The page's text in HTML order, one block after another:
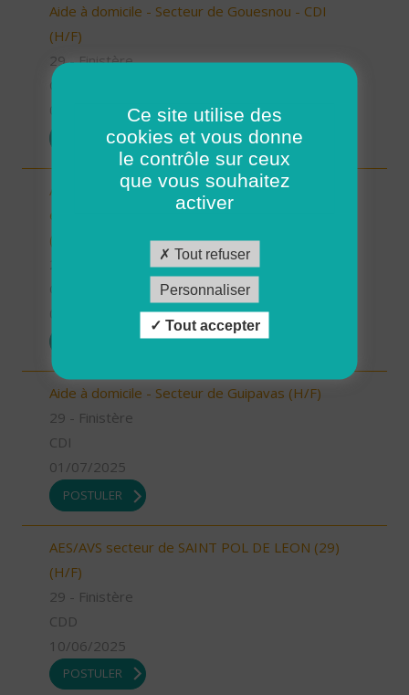
Aide à domicile - Secteur de Gouesnou - CDI
(H/F)
29 - Finistère
POSTULER
Auxiliaire de Vie Sociale/Accompagnant Educatif
et Social à domicile - Secteur de Guipavas - CDI
(H/F)
Aide à domicile - Secteur de Guipavas (H/F)
29 - Finistère
CDI
01/07/2025
POSTULER
AES/AVS secteur de SAINT POL DE LEON (29)
(H/F)
29 - Finistère
CDD
10/06/2025
POSTULER
Ce site utilise des
cookies et vous donne
le contrôle sur ceux
que vous souhaitez
activer
Tout refuser
Personnaliser
Tout accepter